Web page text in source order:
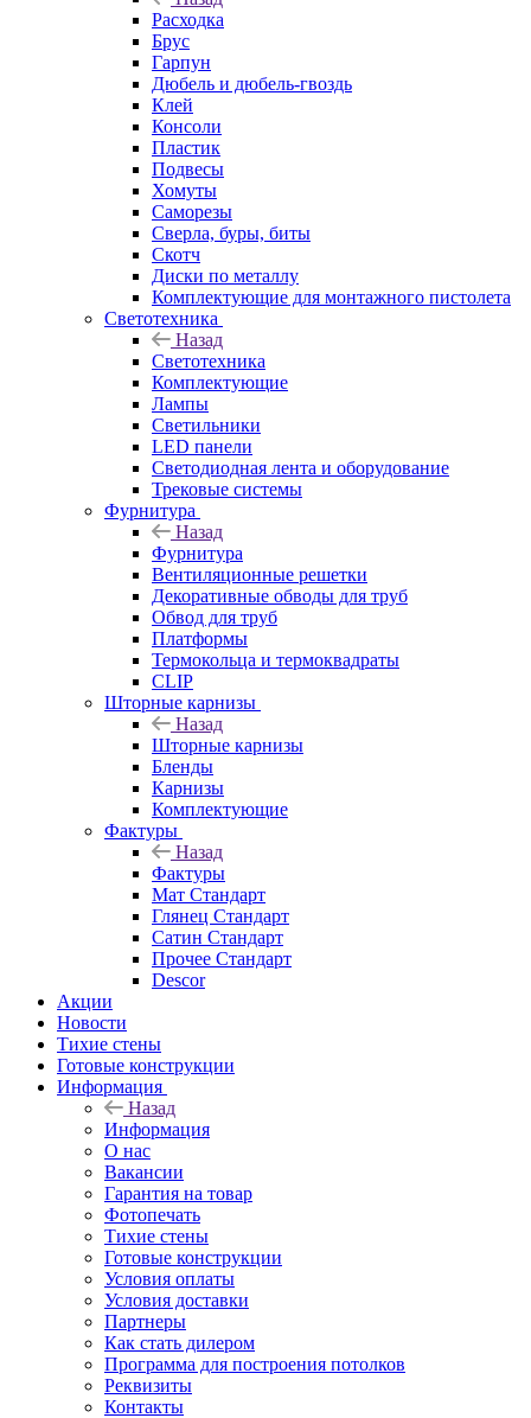
Расходка
Брус
Гарпун
Дюбель и дюбель-гвоздь
Клей
Консоли
Пластик
Подвесы
Хомуты
Саморезы
Сверла, буры, биты
Скотч
Диски по металлу
Комплектующие для монтажного пистолета
Светотехника
Назад
Светотехника
Комплектующие
Лампы
Светильники
LED панели
Светодиодная лента и оборудование
Трековые системы
Фурнитура
Назад
Фурнитура
Вентиляционные решетки
Декоративные обводы для труб
Обвод для труб
Платформы
Термокольца и термоквадраты
CLIP
Шторные карнизы
Назад
Шторные карнизы
Бленды
Карнизы
Комплектующие
Фактуры
Назад
Фактуры
Мат Стандарт
Глянец Стандарт
Сатин Стандарт
Прочее Стандарт
Descor
Акции
Новости
Тихие стены
Готовые конструкции
Информация
Назад
Информация
О нас
Вакансии
Гарантия на товар
Фотопечать
Тихие стены
Готовые конструкции
Условия оплаты
Условия доставки
Партнеры
Как стать дилером
Программа для построения потолков
Реквизиты
Контакты